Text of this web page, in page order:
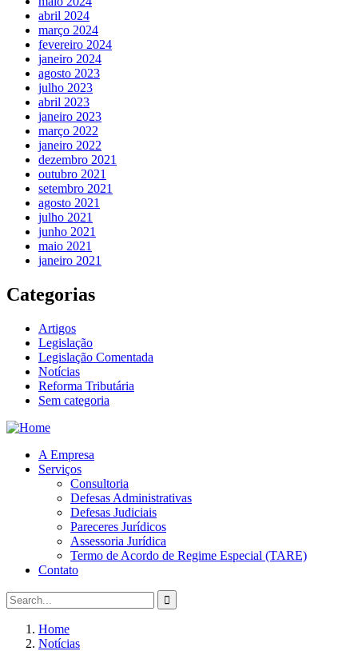
abril 2024
março 2024
fevereiro 2024
janeiro 2024
agosto 2023
julho 2023
abril 2023
janeiro 2023
março 2022
janeiro 2022
dezembro 2021
outubro 2021
setembro 2021
agosto 2021
julho 2021
junho 2021
maio 2021
janeiro 2021
Categorias
Artigos
Legislação
Legislação Comentada
Notícias
Reforma Tributária
Sem categoria
A Empresa
Serviços
Consultoria
Defesas Administrativas
Defesas Judiciais
Pareceres Jurídicos
Assessoria Jurídica
Termo de Acordo de Regime Especial (TARE)
Contato
Home
Notícias